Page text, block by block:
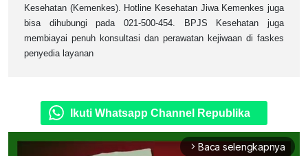
Kesehatan (Kemenkes). Hotline Kesehatan Jiwa Kemenkes juga
bisa dihubungi pada 021-500-454. BPJS Kesehatan juga
membiayai penuh konsultasi dan perawatan kejiwaan di faskes
penyedia layanan
Ikuti Whatsapp Channel Republika
arrow_forward_ios Baca selengkapnya